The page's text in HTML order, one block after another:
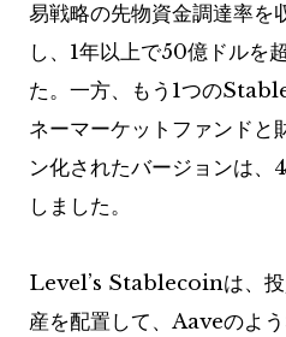
易戦略の先物資金調達率を
し、1年以上で50億ドルを
た。一方、もう1つの
ネーマーケットファンドと
ン化されたバージョンは、
しました。
Level’s Stablecoinは、投
産を配置して、Aaveのよ